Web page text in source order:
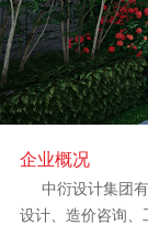
企业概况
中衍设计集团有
设计、造价咨询、